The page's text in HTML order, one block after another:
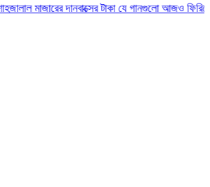
দানবাক্সের টাকাযে গানগুলো আজও ফিরিয়ে নেয়